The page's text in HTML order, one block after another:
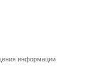
информации